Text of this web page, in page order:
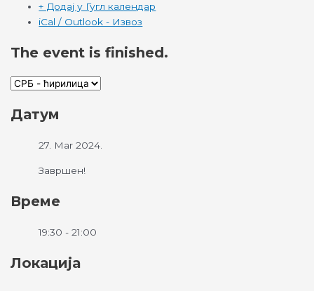
+ Додај у Гугл календар
iCal / Outlook - Извоз
The event is finished.
Датум
27. Mar 2024.
Завршен!
Време
19:30 - 21:00
Локација